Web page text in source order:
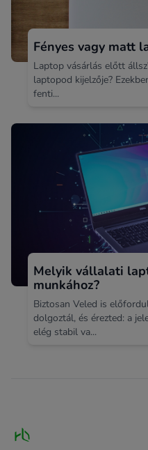
Fényes vagy matt
Laptop vásárlás előtt
laptopod kijelzője?
fenti...
Melyik vállalati
munkához?
Biztosan Veled is
dolgoztál, és érezted: a
elég stabil va...